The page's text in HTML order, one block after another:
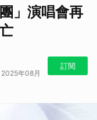
」演唱會再
年08月
訂閱